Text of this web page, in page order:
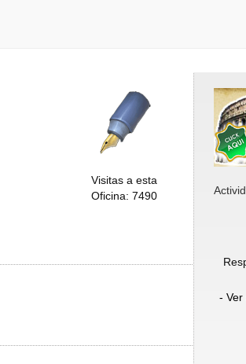
Visitas a esta
Oficina: 7490
- Ver